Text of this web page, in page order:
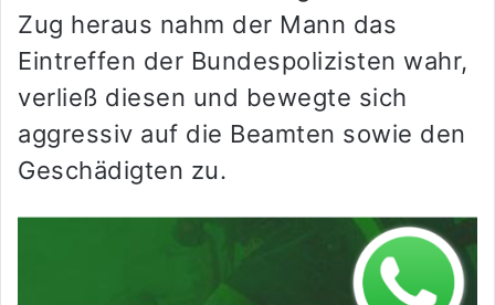
Zug heraus nahm der Mann das
Eintreffen der Bundespolizisten wahr,
verließ diesen und bewegte sich
aggressiv auf die Beamten sowie den
Geschädigten zu.